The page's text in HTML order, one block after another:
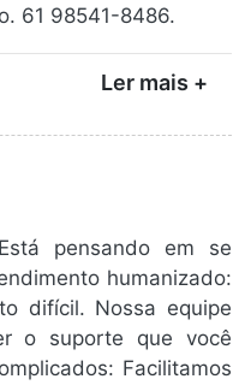
61 98541-8486.
Ler mais +
pensando em se
humanizado:
difícil. Nossa equipe
o suporte que você
Facilitamos